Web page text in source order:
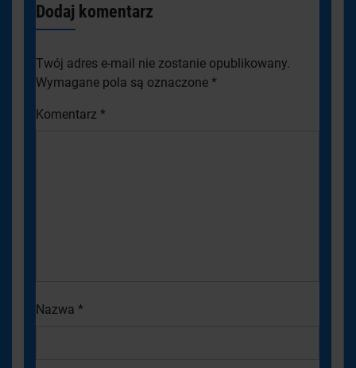
Dodaj komentarz
Twój adres e-mail nie zostanie opublikowany.
Wymagane pola są oznaczone *
Komentarz *
Nazwa *